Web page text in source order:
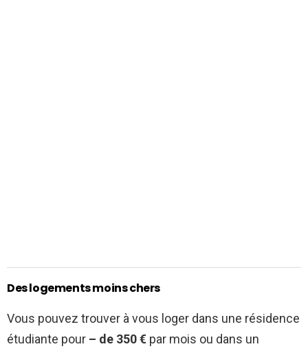
Des logements moins chers
Vous pouvez trouver à vous loger dans une résidence
étudiante pour – de 350 € par mois ou dans un